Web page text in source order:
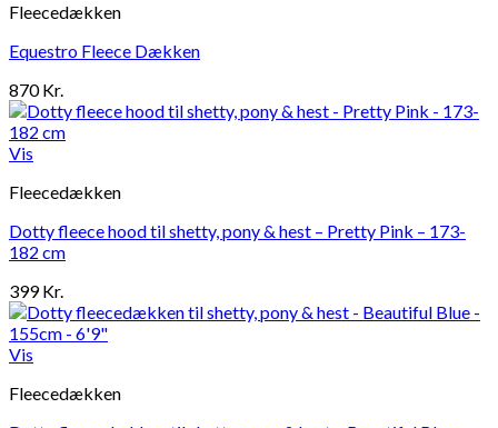
Fleecedækken
Equestro Fleece Dækken
870Kr.
Vis
Fleecedækken
Dotty fleece hood til shetty, pony & hest – Pretty Pink – 173-
182 cm
399Kr.
Vis
Fleecedækken